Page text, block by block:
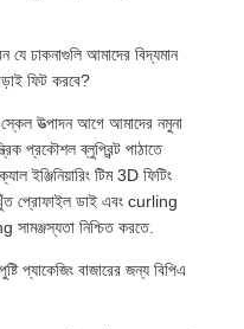
ঢাকনাগুলি আমাদের বিদ্যমান
ফিট করবে?
উত্পাদন আগে আমাদের নমুনা
প্রকৌশল ব্লুপ্রিন্ট পাঠাতে
ইঞ্জিনিয়ারিং টিম 3D ফিটিং
প্রোফাইল ডাই এবং curling
সামঞ্জস্যতা নিশ্চিত করতে.
প্যাকেজিং বাজারের জন্য বিপিএ